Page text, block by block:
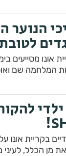
הנוער
אונו מסייעים
המלחמה שם
בקריית אונו
מן הכלל,